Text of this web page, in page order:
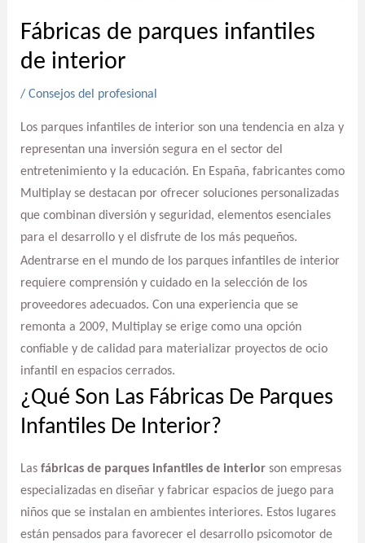
Fábricas de parques infantiles
de interior
/ Consejos del profesional
Los parques infantiles de interior son una tendencia en alza y
representan una inversión segura en el sector del
entretenimiento y la educación. En España, fabricantes como
Multiplay se destacan por ofrecer soluciones personalizadas
que combinan diversión y seguridad, elementos esenciales
para el desarrollo y el disfrute de los más pequeños.
Adentrarse en el mundo de los parques infantiles de interior
requiere comprensión y cuidado en la selección de los
proveedores adecuados. Con una experiencia que se
remonta a 2009, Multiplay se erige como una opción
confiable y de calidad para materializar proyectos de ocio
infantil en espacios cerrados.
¿Qué Son Las Fábricas De Parques
Infantiles De Interior?
Las fábricas de parques infantiles de interiorson empresas
especializadas en diseñar y fabricar espacios de juego para
niños que se instalan en ambientes interiores. Estos lugares
están pensados para favorecer el desarrollo psicomotor de